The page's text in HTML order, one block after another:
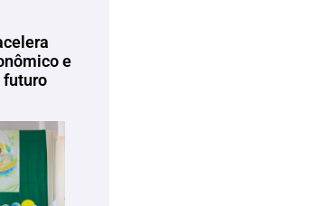
e
futuro